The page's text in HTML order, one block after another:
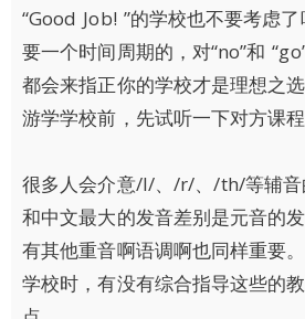
“Good Job! ”的学校也不要考虑
要一个时间周期的，对“no”和
都会来指正你的学校才是理想之
游学学校前，先试听一下对方课程
很多人会介意/l/、/r/、/th/等辅音
和中文最大的发音差别是元音的
有其他重音啊语调啊也同样重要
学校时，有没有综合指导这些的